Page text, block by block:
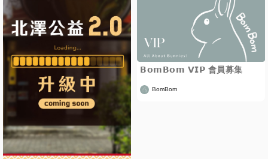
𝗕𝗼𝗺𝗕𝗼𝗺 𝗩𝗜𝗣 會員募集
BomBom